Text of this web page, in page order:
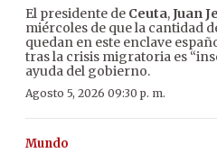
El presidente de Ceuta,Juan
miércoles de que la cantidad
quedan en este enclave
tras la crisis migratoria es
ayuda del gobierno.
Agosto 5, 2026 09:30 p. m.
Mundo